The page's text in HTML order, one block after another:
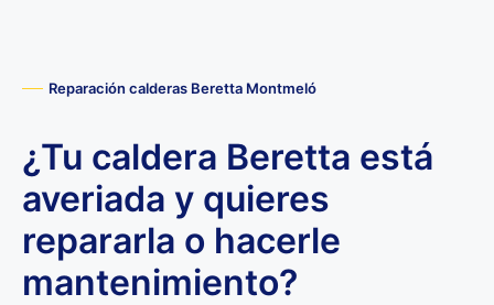
Reparación calderas Beretta Montmeló
¿Tu caldera Beretta está
averiada y quieres
repararla o hacerle
mantenimiento?